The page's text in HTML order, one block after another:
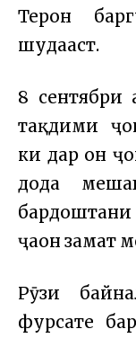
Теҳрон
шудааст.
8 сентябри
тақдими
ки дар он
дода
ҷаҳон заҳмат
Рӯзи
фурсате